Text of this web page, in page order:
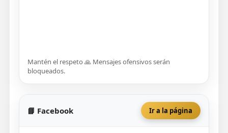
Mantén el respeto 🙏 Mensajes ofensivos serán
bloqueados.
📘 Facebook Ir a la página